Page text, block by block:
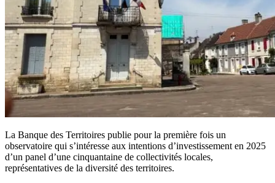
La Banque des Territoires publie pour la première fois un
observatoire qui s’intéresse aux intentions d’investissement en 2025
d’un panel d’une cinquantaine de collectivités locales,
représentatives de la diversité des territoires.